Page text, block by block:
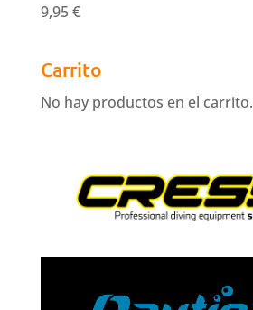
9,95€
Carrito
No hay productos en el carrito.